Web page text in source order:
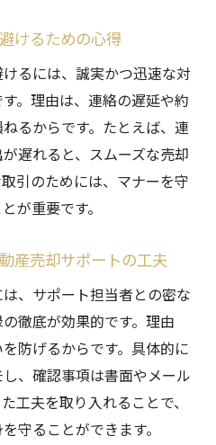
けるための心得
るには、誠実かつ迅速な対
。理由は、連絡の遅延や約
るからです。たとえば、連
遅れると、スムーズな売却
引のためには、マナーを守
が重要です。
産売却サポートの工夫
、サポート担当者との密な
徹底が効果的です。理由
防げるからです。具体的に
、確認事項は書面やメール
工夫を取り入れることで、
守ることができます。